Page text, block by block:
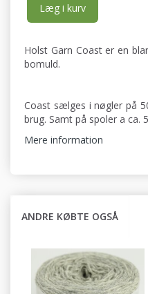
Læg i kurv
Holst Garn Coast er en
bomuld.
Coast sælges i nøgler på
brug. Samt på spoler a ca.
Mere information
ANDRE KØBTE OGSÅ